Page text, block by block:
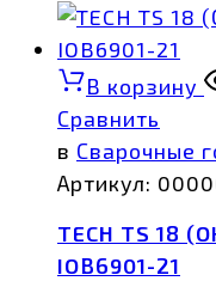
В корзину
Сравнить
в Сварочные
Артикул:
TECH TS 18
IOB6901-21